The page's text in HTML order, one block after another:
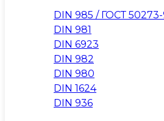
DIN 985 / ГОСТ
DIN 981
DIN 6923
DIN 982
DIN 980
DIN 1624
DIN 936